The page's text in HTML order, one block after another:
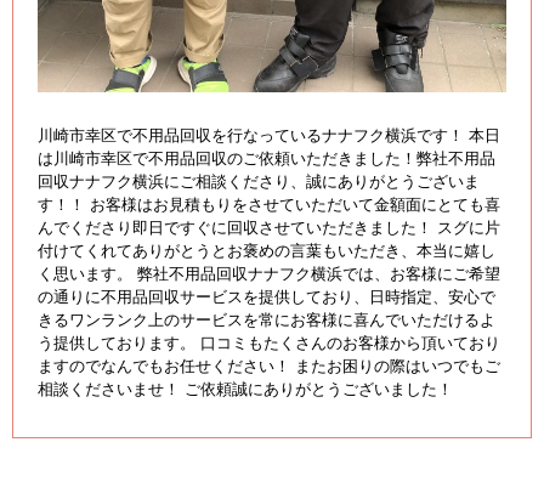
川崎市幸区で不用品回収を行なっているナナフク横浜です！ 本日
は川崎市幸区で不用品回収のご依頼いただきました！弊社不用品
回収ナナフク横浜にご相談くださり、誠にありがとうございま
す！！ お客様はお見積もりをさせていただいて金額面にとても喜
んでくださり即日ですぐに回収させていただきました！ スグに片
付けてくれてありがとうとお褒めの言葉もいただき、本当に嬉し
く思います。 弊社不用品回収ナナフク横浜では、お客様にご希望
の通りに不用品回収サービスを提供しており、日時指定、安心で
きるワンランク上のサービスを常にお客様に喜んでいただけるよ
う提供しております。 口コミもたくさんのお客様から頂いており
ますのでなんでもお任せください！ またお困りの際はいつでもご
相談くださいませ！ ご依頼誠にありがとうございました！